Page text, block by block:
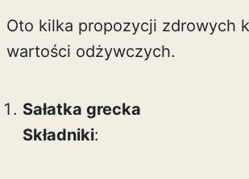
Oto kilka propozycji zdrowych
wartości odżywczych.
Sałatka grecka
Składniki: